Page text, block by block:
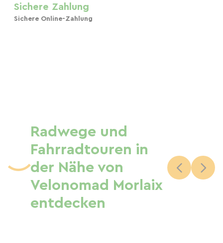
Sichere Zahlung
Sichere Online-Zahlung
Radwege und
Fahrradtouren in
der Nähe von
Velonomad Morlaix
entdecken